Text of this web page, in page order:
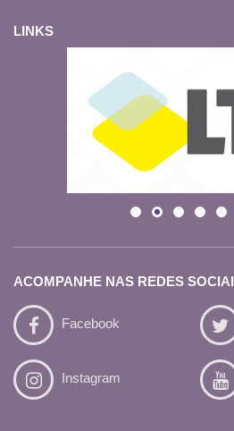
LINKS
ACOMPANHE NAS REDES
Facebook
Instagram